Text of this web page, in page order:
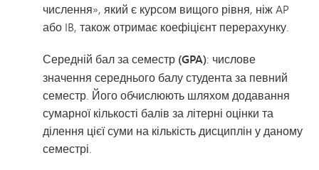
числення», який є курсом вищого рівня, ніж AP
або IB, також отримає коефіцієнт перерахунку.
Середній бал за семестр (GPA): числове
значення середнього балу студента за певний
семестр. Його обчислюють шляхом додавання
сумарної кількості балів за літерні оцінки та
ділення цієї суми на кількість дисциплін у даному
семестрі.